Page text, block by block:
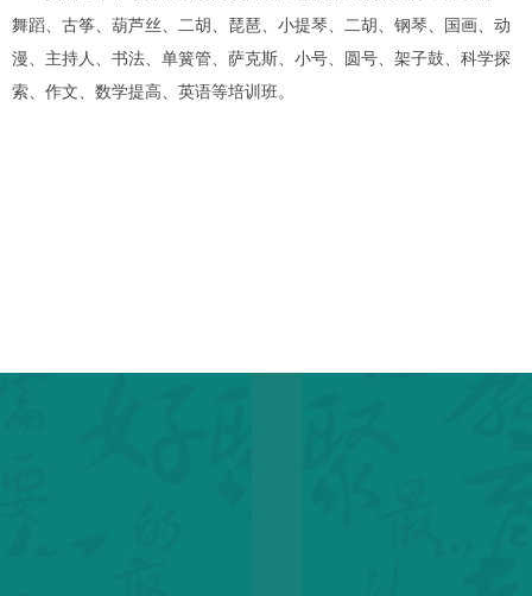
舞蹈、古筝、葫芦丝、二胡、琵琶、小提琴、二胡、钢琴、国画、动
漫、主持人、书法、单簧管、萨克斯、小号、圆号、架子鼓、科学探
索、作文、数学提高、英语等培训班。